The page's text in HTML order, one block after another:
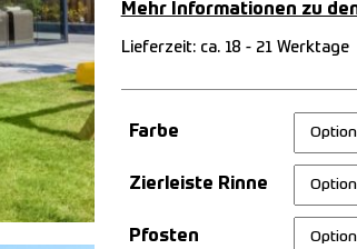
Mehr Informationen zu
Lieferzeit: ca. 18 - 21 Werktage
Farbe
Zierleiste Rinne
Pfosten